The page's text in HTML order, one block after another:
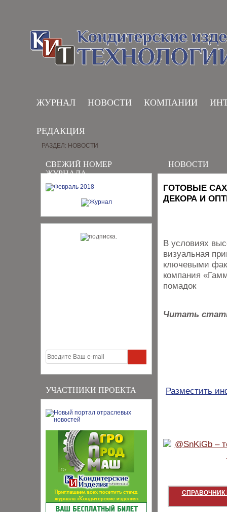
ЖУРНАЛ НОВОСТИ КОМПАНИИ
РЕДАКЦИЯ
СВЕЖИЙ НОМЕР
ЖУРНАЛА
УЧАСТНИКИ ПРОЕКТА
РАЗДЕЛ: НОВОСТИ
НОВОСТИ
ГОТОВЫЕ
ДЕКОРА И
В условиях
визуальная
ключевыми
компания
помадок
Читать
Разместить
СПРАВОЧНИК